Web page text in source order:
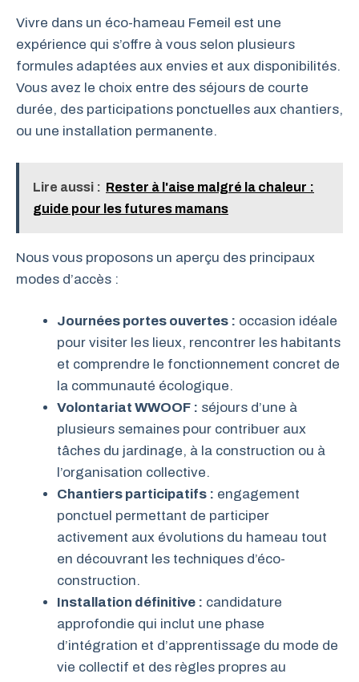
Vivre dans un éco-hameau Femeil est une
expérience qui s’offre à vous selon plusieurs
formules adaptées aux envies et aux disponibilités.
Vous avez le choix entre des séjours de courte
durée, des participations ponctuelles aux chantiers,
ou une installation permanente.
Lire aussi : Rester à l'aise malgré la chaleur :
guide pour les futures mamans
Nous vous proposons un aperçu des principaux
modes d’accès :
Journées portes ouvertes : occasion idéale
pour visiter les lieux, rencontrer les habitants
et comprendre le fonctionnement concret de
la communauté écologique.
Volontariat WWOOF : séjours d’une à
plusieurs semaines pour contribuer aux
tâches du jardinage, à la construction ou à
l’organisation collective.
Chantiers participatifs : engagement
ponctuel permettant de participer
activement aux évolutions du hameau tout
en découvrant les techniques d’éco-
construction.
Installation définitive : candidature
approfondie qui inclut une phase
d’intégration et d’apprentissage du mode de
vie collectif et des règles propres au